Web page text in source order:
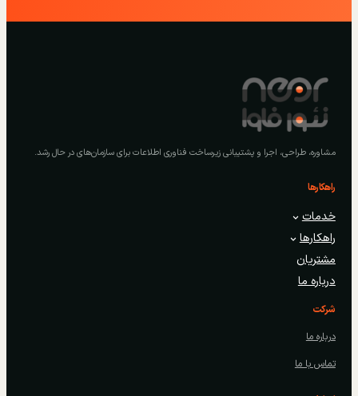
مشاوره، طراحی، اجرا و پشتیبانی زیرساخت فناوری اطلاعات برای سازمان‌های در حال رشد.
راهکارها
خدمات
راهکارها
مشتریان
درباره ما
شرکت
درباره ما
تماس با ما